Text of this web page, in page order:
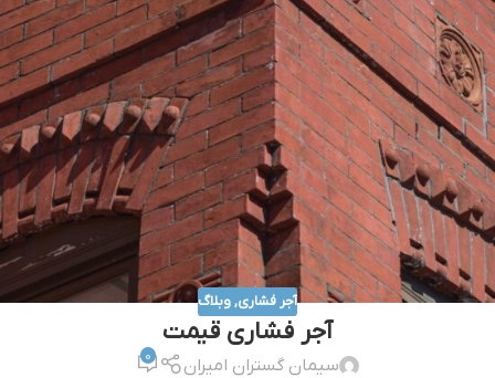
آجر فشاری,وبلاگ
آجر فشاری قیمت
سیمان گستران امیران 0